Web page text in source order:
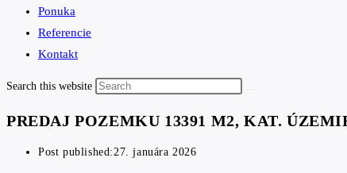
Ponuka
Referencie
Kontakt
Search this website
PREDAJ POZEMKU 13391 M2, KAT.
Post published:27. januára 2026